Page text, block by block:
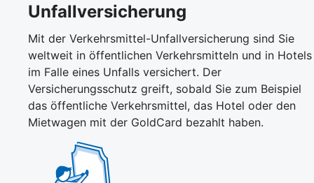
Unfallversicherung
Mit der Verkehrsmittel-Unfallversicherung sind Sie
weltweit in öffentlichen Verkehrsmitteln und in Hotels
im Falle eines Unfalls versichert. Der
Versicherungsschutz greift, sobald Sie zum Beispiel
das öffentliche Verkehrsmittel, das Hotel oder den
Mietwagen mit der GoldCard bezahlt haben.